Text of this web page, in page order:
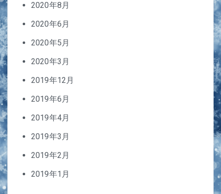
2020年8月
2020年6月
2020年5月
2020年3月
2019年12月
2019年6月
2019年4月
2019年3月
2019年2月
2019年1月